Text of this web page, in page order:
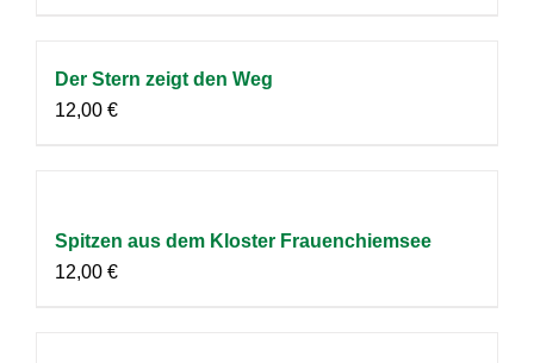
Der Stern zeigt den Weg
12,00 €
Spitzen aus dem Kloster Frauenchiemsee
12,00 €